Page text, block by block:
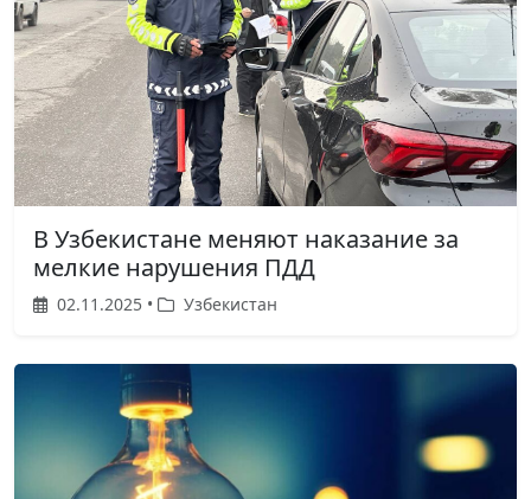
В Узбекистане меняют наказание за
мелкие нарушения ПДД
02.11.2025 • Узбекистан